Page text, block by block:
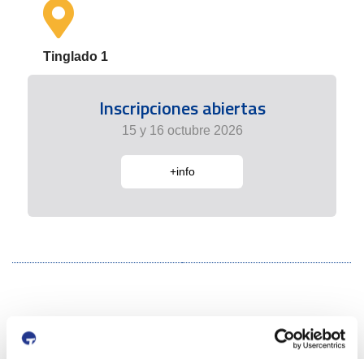
Tinglado 1
Inscripciones abiertas
15 y 16 octubre 2026
+info